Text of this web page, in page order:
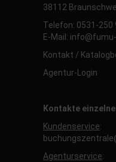
38112
Telefon: 0531-250
E-Mail:
Kontakt /
Agentur-Login
Kontakte
Kundenservice:
Agenturservice: